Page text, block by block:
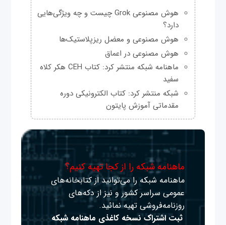
هوش مصنوعی Grok چیست و چه ویژگی‌هایی
دارد؟
هوش مصنوعی و معضل ریزپلاستیک‌ها
هوش مصنوعی در اعماق
ماهنامه شبکه منتشر کرد: کتاب CEH هکر کلاه
سفید
شبکه منتشر کرد: کتاب الکترونیکی دوره
مقدماتی آموزش پایتون
ماهنامه شبکه را از کجا تهیه کنیم؟
ماهنامه شبکه را می‌توانید از کتابخانه‌های
عمومی سراسر کشور و نیز از دکه‌های
روزنامه‌فروشی تهیه نمائید.
ثبت اشتراک نسخه کاغذی ماهنامه شبکه